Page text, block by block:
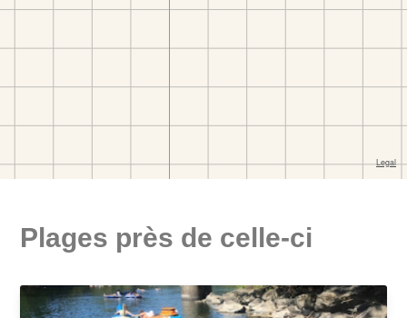
Plages près de celle-ci